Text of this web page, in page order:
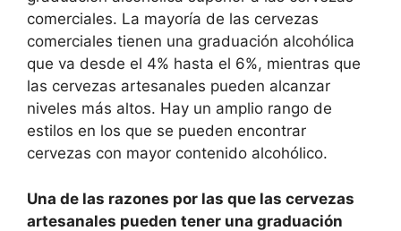
comerciales. La mayoría de las cervezas
comerciales tienen una graduación alcohólica
que va desde el 4% hasta el 6%, mientras que
las cervezas artesanales pueden alcanzar
niveles más altos. Hay un amplio rango de
estilos en los que se pueden encontrar
cervezas con mayor contenido alcohólico.
Una de las razones por las que las cervezas
artesanales pueden tener una graduación